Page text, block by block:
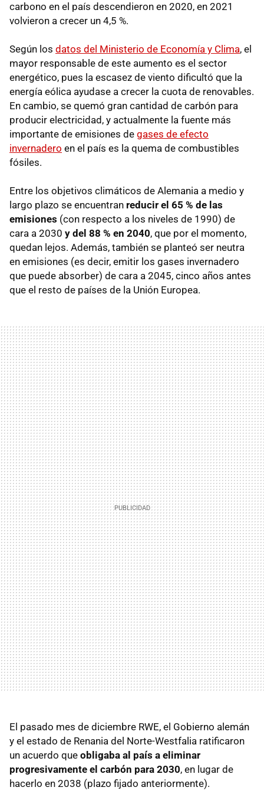
carbono en el país descendieron en 2020, en 2021
volvieron a crecer un 4,5 %.
Según los datos del Ministerio de Economía y Clima, el
mayor responsable de este aumento es el sector
energético, pues la escasez de viento dificultó que la
energía eólica ayudase a crecer la cuota de renovables.
En cambio, se quemó gran cantidad de carbón para
producir electricidad, y actualmente la fuente más
importante de emisiones de gases de efecto
invernadero ⁠ en el país es la quema de combustibles
fósiles.
Entre los objetivos climáticos de Alemania a medio y
largo plazo se encuentran reducir el 65 % de las
emisiones (con respecto a los niveles de 1990) de
cara a 2030 y del 88 % en 2040, que por el momento,
quedan lejos. Además, también se planteó ser neutra
en emisiones (es decir, emitir los gases invernadero
que puede absorber) de cara a 2045, cinco años antes
que el resto de países de la Unión Europea.
El pasado mes de diciembre RWE, el Gobierno alemán
y el estado de Renania del Norte-Westfalia ratificaron
un acuerdo que obligaba al país a eliminar
progresivamente el carbón para 2030, en lugar de
hacerlo en 2038 (plazo fijado anteriormente).